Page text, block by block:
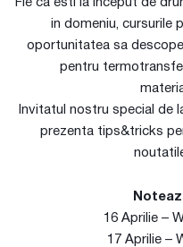
Fie ca esti la inceput de
in domeniu, cursurile
oportunitatea sa
pentru
Invitatul nostru special de
prezenta tips&tricks
16 Aprilie –
17 Aprilie –